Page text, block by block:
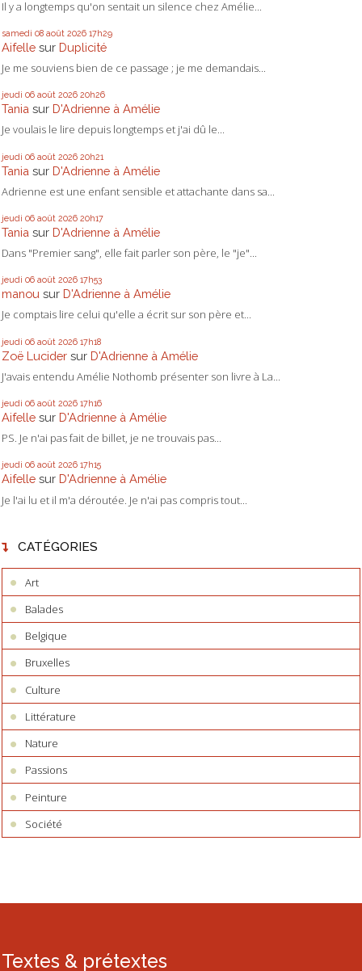
Il y a longtemps qu'on sentait un silence chez Amélie...
samedi 08 août 2026 17h29
Aifelle sur Duplicité
Je me souviens bien de ce passage ; je me demandais...
jeudi 06 août 2026 20h26
Tania sur D'Adrienne à Amélie
Je voulais le lire depuis longtemps et j'ai dû le...
jeudi 06 août 2026 20h21
Tania sur D'Adrienne à Amélie
Adrienne est une enfant sensible et attachante dans sa...
jeudi 06 août 2026 20h17
Tania sur D'Adrienne à Amélie
Dans "Premier sang", elle fait parler son père, le "je"...
jeudi 06 août 2026 17h53
manou sur D'Adrienne à Amélie
Je comptais lire celui qu'elle a écrit sur son père et...
jeudi 06 août 2026 17h18
Zoë Lucider sur D'Adrienne à Amélie
J'avais entendu Amélie Nothomb présenter son livre à La...
jeudi 06 août 2026 17h16
Aifelle sur D'Adrienne à Amélie
PS. Je n'ai pas fait de billet, je ne trouvais pas...
jeudi 06 août 2026 17h15
Aifelle sur D'Adrienne à Amélie
Je l'ai lu et il m'a déroutée. Je n'ai pas compris tout...
CATÉGORIES
Art
Balades
Belgique
Bruxelles
Culture
Littérature
Nature
Passions
Peinture
Société
Textes & prétextes